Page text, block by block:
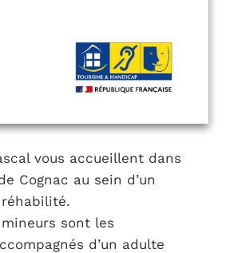
vous accueillent dans
Cognac au sein d’un
sont les
d’un adulte